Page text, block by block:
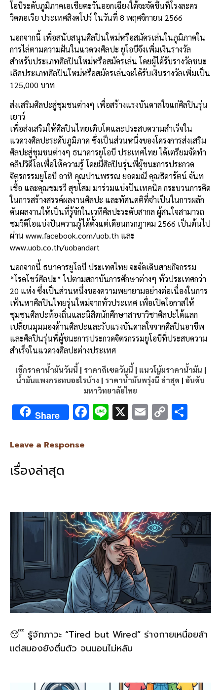
โอบีระดับภูมิภาคเอเชียตะวันออกเฉียงใต้จะจัดขึ้นที่โรงละคร
วิคตอเรีย ประเทศสิงคโปร์ ในวันที่ 8 พฤศจิกายน 2566
นอกจากนี้ เพื่อสนับสนุนศิลปินใหม่หรือสมัครเล่นในภูมิภาคใน
การไล่ตามความฝันในแวดวงศิลปะ ยูโอบีจึงเพิ่มเงินรางวัล
สำหรับประเภทศิลปินใหม่หรือสมัครเล่น โดยผู้ได้รับรางวัลชนะ
เลิศประเภทศิลปินใหม่หรือสมัครเล่นจะได้รับเงินรางวัลเพิ่มเป็น
125,000 บาท
ส่งเสริมศิลปะสู่ชุมชนต่างๆ เพื่อสร้างแรงบันดาลใจแก่ศิลปินรุ่น
เยาว์
เพื่อส่งเสริมให้ศิลปินไทยเติบโตและประสบความสำเร็จใน
แวดวงศิลปะระดับภูมิภาค ซึ่งเป็นส่วนหนึ่งของโครงการส่งเสริม
ศิลปะสู่ชุมชนต่างๆ ธนาคารยูโอบี ประเทศไทย ได้เตรียมจัดทำ
คลิปวิดีโอเพื่อให้ความรู้ โดยมีศิลปินรุ่นพี่ผู้ชนะการประกวด
จิตรกรรมยูโอบี อาทิ คุณปานพรรณ ยอดมณี คุณธิดารัตน์ จันท
เชื้อ และคุณชมรวี สุขโสม มาร่วมแบ่งปันเทคนิค กระบวนการคิด
ในการสร้างสรรค์ผลงานศิลปะ และทัศนคติที่จำเป็นในการผลัก
ดันผลงานให้เป็นที่รู้จักในเวทีศิลปะระดับสากล ผู้สนใจสามารถ
ชมวิดีโอแบ่งปันความรู้ได้ตั้งแต่เดือนกรกฎาคม 2566 เป็นต้นไป
ผ่าน www.facebook.com/uob.th และ
www.uob.co.th/uobandart
นอกจากนี้ ธนาคารยูโอบี ประเทศไทย จะจัดเดินสายกิจกรรม
“โรดโชว์ศิลปะ” ไปตามสถาบันการศึกษาต่างๆ ทั่วประเทศกว่า
20 แห่ง ซึ่งเป็นส่วนหนึ่งของความพยายามอย่างต่อเนื่องในการ
เฟ้นหาศิลปินไทยรุ่นใหม่จากทั่วประเทศ เพื่อเปิดโอกาสให้
ชุมชนศิลปะท้องถิ่นและนิสิตนักศึกษาสาขาวิชาศิลปะได้แลก
เปลี่ยนมุมมองด้านศิลปะและรับแรงบันดาลใจจากศิลปินอาชีพ
และศิลปินรุ่นพี่ผู้ชนะการประกวดจิตรกรรมยูโอบีที่ประสบความ
สำเร็จในแวดวงศิลปะต่างประเทศ
เช็กราคาน้ำมันวันนี้ | ราคาดีเซลวันนี้ | แนวโน้มราคาน้ำมัน |
น้ำมันแพงกระทบอะไรบ้าง | ราคาน้ำมันพรุ่งนี้ ล่าสุด | อันดับ
มหาวิทยาลัยไทย
Share F
k
Li X E C
Leave a Response
เรื่องล่าสุด
😴 รู้จักภาวะ “Tired but Wired” ร่างกายเหนื่อยล้า
แต่สมองยังตื่นตัว จนนอนไม่หลับ